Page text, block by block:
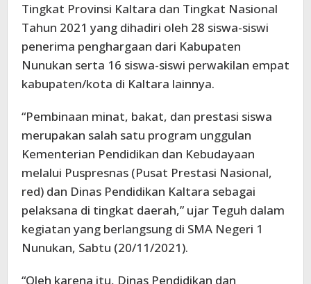
Tingkat Provinsi Kaltara dan Tingkat Nasional
Tahun 2021 yang dihadiri oleh 28 siswa-siswi
penerima penghargaan dari Kabupaten
Nunukan serta 16 siswa-siswi perwakilan empat
kabupaten/kota di Kaltara lainnya.
“Pembinaan minat, bakat, dan prestasi siswa
merupakan salah satu program unggulan
Kementerian Pendidikan dan Kebudayaan
melalui Puspresnas (Pusat Prestasi Nasional,
red) dan Dinas Pendidikan Kaltara sebagai
pelaksana di tingkat daerah,” ujar Teguh dalam
kegiatan yang berlangsung di SMA Negeri 1
Nunukan, Sabtu (20/11/2021).
“Oleh karena itu, Dinas Pendidikan dan